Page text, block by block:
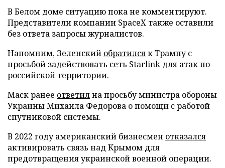
В Белом доме ситуацию пока не комментируют.
Представители компании SpaceX также оставили
без ответа запросы журналистов.
Напомним, Зеленский обратилсяк Трампу с
просьбой задействовать сеть Starlink для атак по
российской территории.
Маск ранее ответилна просьбу министра обороны
Украины Михаила Федорова о помощи с работой
спутниковой системы.
В 2022 году американский бизнесмен отказался
активировать связь над Крымом для
предотвращения украинской военной операции.